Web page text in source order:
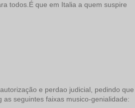
todos.É que em Italia a quem suspire
e perdao judicial, pedindo que
seguintes faixas musico-genialidade: